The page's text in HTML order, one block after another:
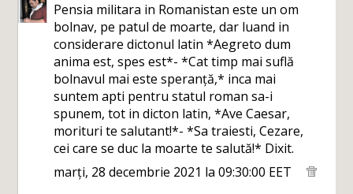
Pensia militara in Romanistan este un om
bolnav, pe patul de moarte, dar luand in
considerare dictonul latin *Aegreto dum
anima est, spes est*- *Cat timp mai suflă
bolnavul mai este speranță,* inca mai
suntem apti pentru statul roman sa-i
spunem, tot in dicton latin, *Ave Caesar,
morituri te salutant!*- *Sa traiesti, Cezare,
cei care se duc la moarte te salută!* Dixit.
marți, 28 decembrie 2021 la 09:30:00 EET